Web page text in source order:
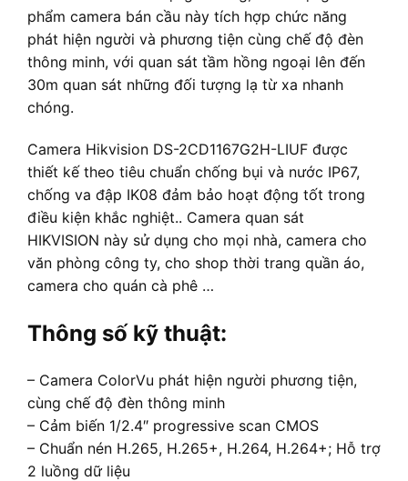
phẩm camera bán cầu này tích hợp chức năng
phát hiện người và phương tiện cùng chế độ đèn
thông minh, với quan sát tầm hồng ngoại lên đến
30m quan sát những đối tượng lạ từ xa nhanh
chóng.
Camera Hikvision DS-2CD1167G2H-LIUF được
thiết kế theo tiêu chuẩn chống bụi và nước IP67,
chống va đập IK08 đảm bảo hoạt động tốt trong
điều kiện khắc nghiệt.. Camera quan sát
HIKVISION này sử dụng cho mọi nhà, camera cho
văn phòng công ty, cho shop thời trang quần áo,
camera cho quán cà phê …
Thông số kỹ thuật:
– Camera ColorVu phát hiện người phương tiện,
cùng chế độ đèn thông minh
– Cảm biến 1/2.4″ progressive scan CMOS
– Chuẩn nén H.265, H.265+, H.264, H.264+; Hỗ trợ
2 luồng dữ liệu